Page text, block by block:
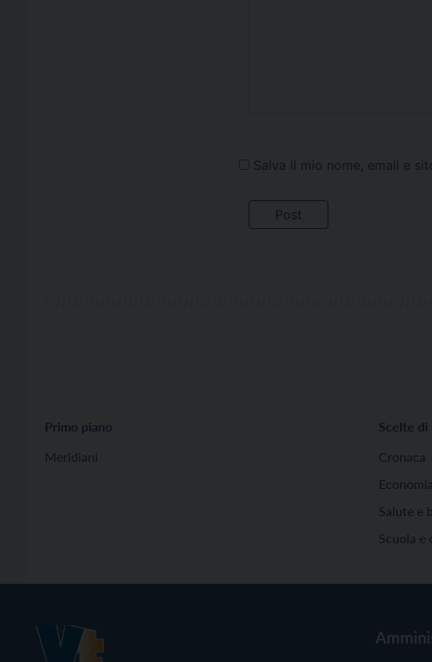
Salva il mio nome, email e
Primo piano
Meridiani
Scelte di
Cronaca
Salute e
Scuola e